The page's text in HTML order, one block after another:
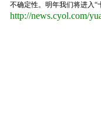
不确定性。明年我们将进入
http://news.cyol.com/